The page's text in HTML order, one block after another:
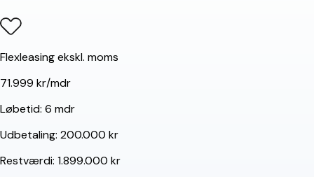
Flexleasing ekskl. moms
71.999 kr/mdr
Løbetid: 6 mdr
Udbetaling: 200.000 kr
Restværdi: 1.899.000 kr